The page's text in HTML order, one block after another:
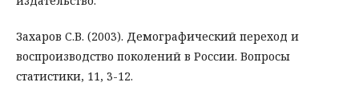
Захаров С.В. (2003). Демографический переход и
воспроизводство поколений в России. Вопросы
статистики, 11, 3-12.